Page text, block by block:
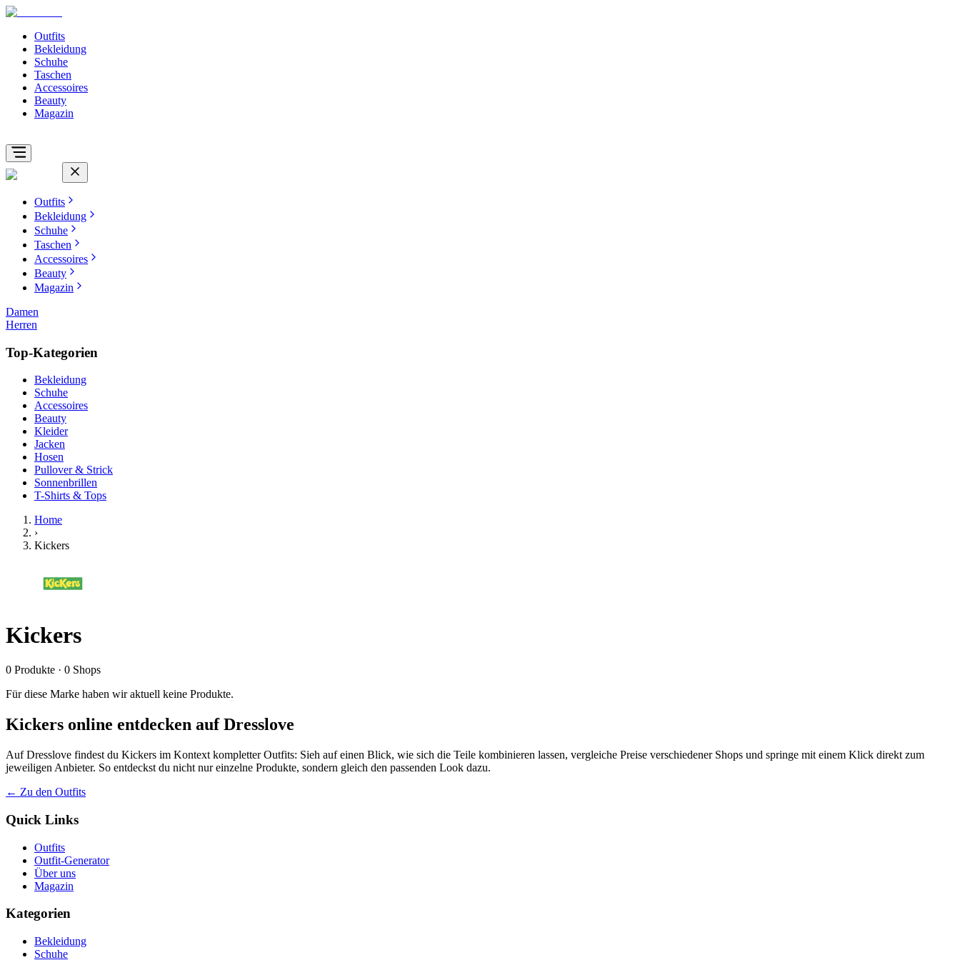
Outfits
Bekleidung
Schuhe
Taschen
Accessoires
Beauty
Magazin
Outfits
Bekleidung
Schuhe
Taschen
Accessoires
Beauty
Magazin
Damen
Herren
Top-Kategorien
Bekleidung
Schuhe
Accessoires
Beauty
Kleider
Jacken
Hosen
Pullover & Strick
Sonnenbrillen
T-Shirts & Tops
Home
›
Kickers
Kickers
0 Produkte · 0 Shops
Für diese Marke haben wir aktuell keine Produkte.
Kickers online entdecken auf Dresslove
Auf Dresslove findest du Kickers im Kontext kompletter Outfits: Sieh auf einen Blick, wie sich die Teile kombinieren lassen, vergleiche Preise verschiedener Shops und springe mit einem Klick direkt zum
jeweiligen Anbieter. So entdeckst du nicht nur einzelne Produkte, sondern gleich den passenden Look dazu.
← Zu den Outfits
Quick Links
Outfits
Outfit-Generator
Über uns
Magazin
Kategorien
Bekleidung
Schuhe